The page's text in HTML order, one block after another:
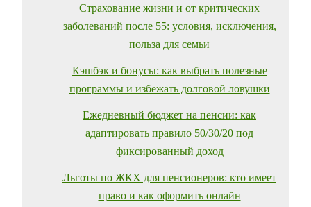
Страхование жизни и от критических
заболеваний после 55: условия, исключения,
польза для семьи
Кэшбэк и бонусы: как выбрать полезные
программы и избежать долговой ловушки
Ежедневный бюджет на пенсии: как
адаптировать правило 50/30/20 под
фиксированный доход
Льготы по ЖКХ для пенсионеров: кто имеет
право и как оформить онлайн